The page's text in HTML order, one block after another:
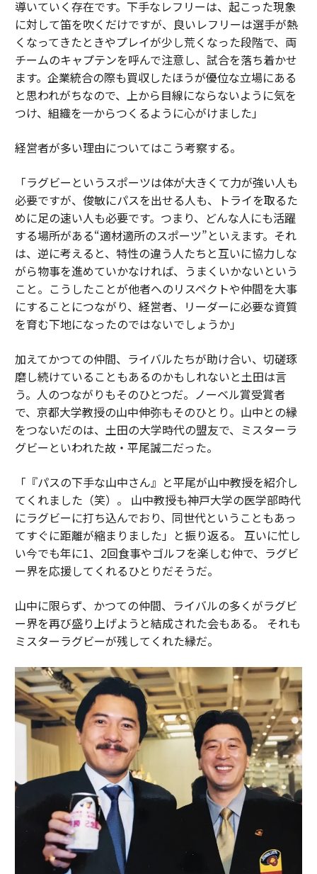
導いていく存在です。下手なレフリーは、起こった現象
に対して笛を吹くだけですが、良いレフリーは選手が熱
くなってきたときやプレイが少し荒くなった段階で、両
チームのキャプテンを呼んで注意し、試合を落ち着かせ
ます。企業統合の際も買収したほうが優位な立場にある
と思われがちなので、上から目線にならないように気を
つけ、組織を一からつくるように心がけました」
経営者が多い理由についてはこう考察する。
「ラグビーというスポーツは体が大きくて力が強い人も
必要ですが、俊敏にパスを出せる人も、トライを取るた
めに足の速い人も必要です。つまり、どんな人にも活躍
する場所がある“適材適所のスポーツ”といえます。それ
は、逆に考えると、特性の違う人たちと互いに協力しな
がら物事を進めていかなければ、うまくいかないという
こと。こうしたことが他者へのリスペクトや仲間を大事
にすることにつながり、経営者、リーダーに必要な資質
を育む下地になったのではないでしょうか」
加えてかつての仲間、ライバルたちが助け合い、切磋琢
磨し続けていることもあるのかもしれないと土田は言
う。人のつながりもそのひとつだ。ノーベル賞受賞者
で、京都大学教授の山中伸弥もそのひとり。山中との縁
をつないだのは、土田の大学時代の盟友で、ミスターラ
グビーといわれた故・平尾誠二だった。
「『パスの下手な山中さん』と平尾が山中教授を紹介し
てくれました（笑）。 山中教授も神戸大学の医学部時代
にラグビーに打ち込んでおり、同世代ということもあっ
てすぐに距離が縮まりました」と振り返る。 互いに忙し
い今でも年に1、2回食事やゴルフを楽しむ仲で、ラグビ
ー界を応援してくれるひとりだそうだ。
山中に限らず、かつての仲間、ライバルの多くがラグビ
ー界を再び盛り上げようと結成された会もある。 それも
ミスターラグビーが残してくれた縁だ。